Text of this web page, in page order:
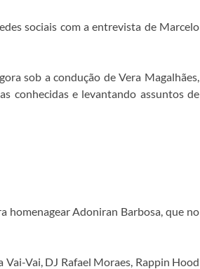
sociais com a entrevista de Marcelo
sob a condução de Vera Magalhães,
conhecidas e levantando assuntos de
homenagear Adoniran Barbosa, que no
Vai-Vai, DJ Rafael Moraes, Rappin Hood